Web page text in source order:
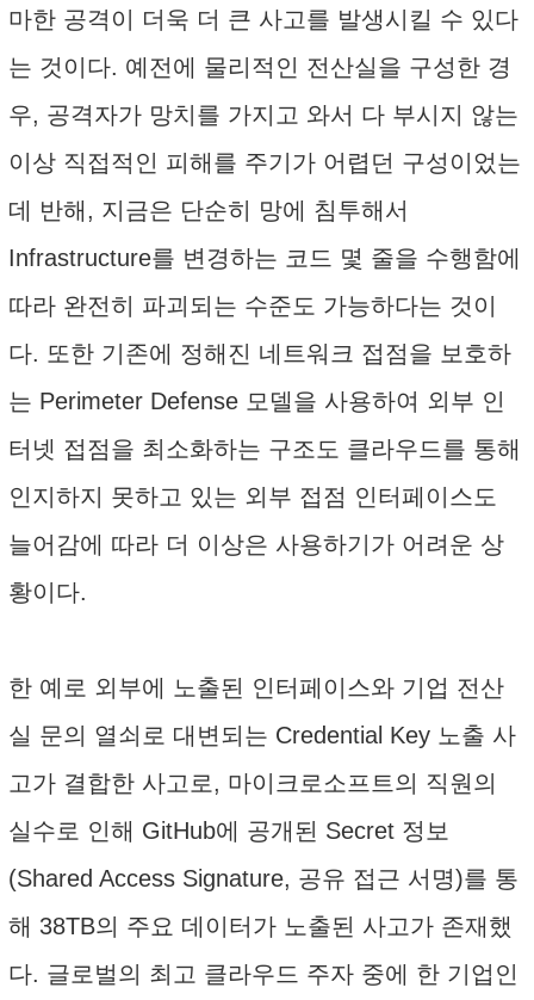
마한 공격이 더욱 더 큰 사고를 발생시킬 수 있다
는 것이다. 예전에 물리적인 전산실을 구성한 경
우, 공격자가 망치를 가지고 와서 다 부시지 않는
이상 직접적인 피해를 주기가 어렵던 구성이었는
데 반해, 지금은 단순히 망에 침투해서
Infrastructure를 변경하는 코드 몇 줄을 수행함에
따라 완전히 파괴되는 수준도 가능하다는 것이
다. 또한 기존에 정해진 네트워크 접점을 보호하
는 Perimeter Defense 모델을 사용하여 외부 인
터넷 접점을 최소화하는 구조도 클라우드를 통해
인지하지 못하고 있는 외부 접점 인터페이스도
늘어감에 따라 더 이상은 사용하기가 어려운 상
황이다.
한 예로 외부에 노출된 인터페이스와 기업 전산
실 문의 열쇠로 대변되는 Credential Key 노출 사
고가 결합한 사고로, 마이크로소프트의 직원의
실수로 인해 GitHub에 공개된 Secret 정보
(Shared Access Signature, 공유 접근 서명)를 통
해 38TB의 주요 데이터가 노출된 사고가 존재했
다. 글로벌의 최고 클라우드 주자 중에 한 기업인